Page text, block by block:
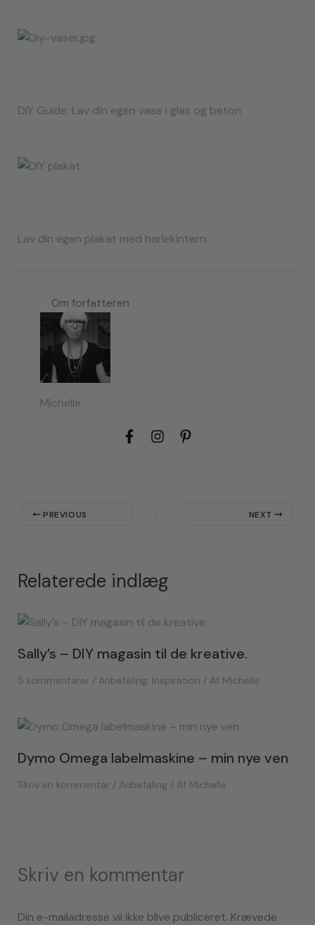
DIY Guide: Lav din egen vase i glas og beton
Lav din egen plakat med harlekintern.
Om forfatteren
Michelle
PREVIOUS NEXT
Relaterede indlæg
Sally’s – DIY magasin til de kreative.
5 kommentarer / Anbefaling, Inspiration / Af Michelle
Dymo Omega labelmaskine – min nye ven
Skriv en kommentar / Anbefaling/ Af Michelle
Skriv en kommentar
Din e-mailadresse vil ikke blive publiceret. Krævede